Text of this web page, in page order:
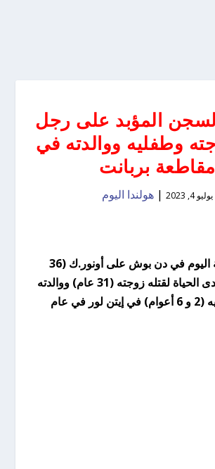
المؤبد على رجل
وطفليه ووالدته في
مقاطعة بربانت
يوليو 4, 2023 | هولندا اليوم
حكمت المحكمة اليوم في دن بوش على أونور.ك (36
عام) بالسجن مدى الحياة لقتله زوجته (31 عام) ووالدته
(65 عام) وطفليه (2 و 6 أعوام) في إيتن لور في عام